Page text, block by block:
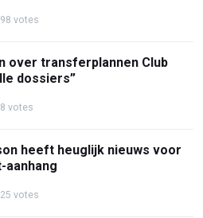
votes
over transferplannen Club
dossiers”
votes
heeft heuglijk nieuws voor
aanhang
votes